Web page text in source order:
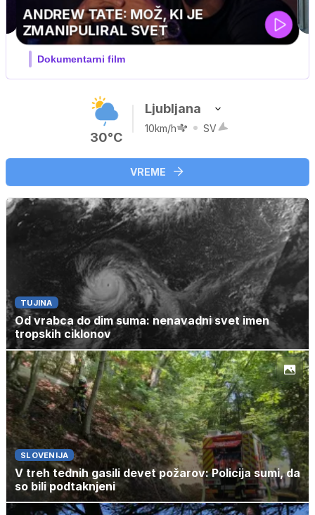
MOJ PRIJATELJ PINGVIN
Film meseca / družinski, pustolovski
30°C
Ljubljana
10km/h SV
VREME
TUJINA
Od vrabca do dim suma: nenavadni svet imen
tropskih ciklonov
SLOVENIJA
V treh tednih gasili devet požarov: Policija sumi, da
so bili podtaknjeni